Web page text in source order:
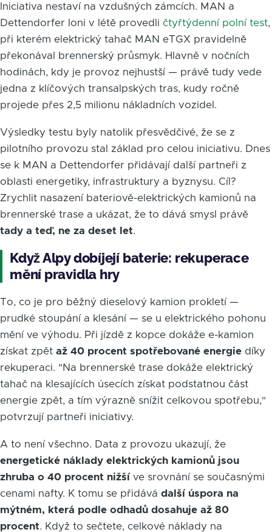
Iniciativa nestaví na vzdušných zámcích. MAN a
Dettendorfer loni v létě provedli čtyřtýdenní polní test,
při kterém elektrický tahač MAN eTGX pravidelně
překonával brennerský průsmyk. Hlavně v nočních
hodinách, kdy je provoz nejhustší — právě tudy vede
jedna z klíčových transalpských tras, kudy ročně
projede přes 2,5 milionu nákladních vozidel.
Výsledky testu byly natolik přesvědčivé, že se z
pilotního provozu stal základ pro celou iniciativu. Dnes
se k MAN a Dettendorfer přidávají další partneři z
oblasti energetiky, infrastruktury a byznysu. Cíl?
Zrychlit nasazení bateriově-elektrických kamionů na
brennerské trase a ukázat, že to dává smysl právě
tady a teď, ne za deset let.
Když Alpy dobíjejí baterie: rekuperace
mění pravidla hry
To, co je pro běžný dieselový kamion prokletí —
prudké stoupání a klesání — se u elektrického pohonu
mění ve výhodu. Při jízdě z kopce dokáže e-kamion
získat zpět až 40 procent spotřebované energie díky
rekuperaci. "Na brennerské trase dokáže elektrický
tahač na klesajících úsecích získat podstatnou část
energie zpět, a tím výrazně snížit celkovou spotřebu,"
potvrzují partneři iniciativy.
A to není všechno. Data z provozu ukazují, že
energetické náklady elektrických kamionů jsou
zhruba o 40 procent nižší ve srovnání se současnými
cenami nafty. K tomu se přidává další úspora na
mýtném, která podle odhadů dosahuje až 80
procent. Když to sečtete, celkové náklady na